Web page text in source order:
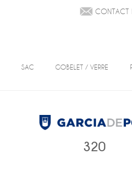
CONTACT
SAC GOBELET / VERRE
320